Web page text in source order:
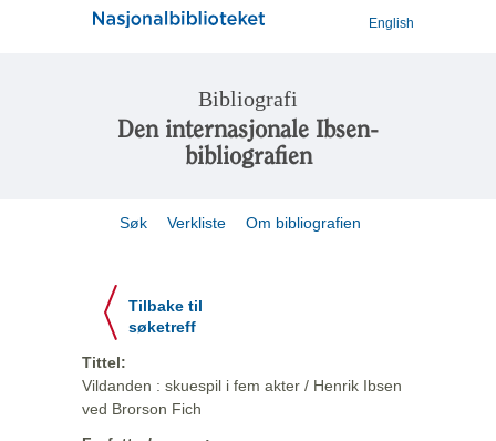
English
Bibliografi
Den internasjonale Ibsen-
bibliografien
Søk Verkliste Om bibliografien
Tilbake til
søketreff
Tittel:
Vildanden : skuespil i fem akter / Henrik Ibsen
ved Brorson Fich